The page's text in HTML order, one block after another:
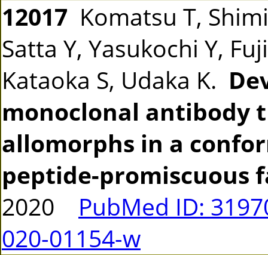
12017 Komatsu T,
Satta Y, Yasukochi Y,
Kataoka S, Udaka K.
monoclonal antibody
allomorphs in a
peptide-promiscuous
2020 PubMed ID:
020-01154-w